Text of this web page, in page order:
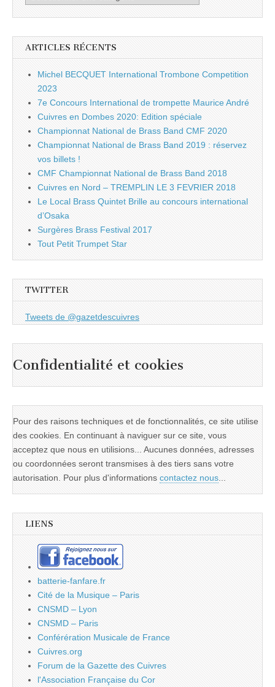
ARTICLES RÉCENTS
Michel BECQUET International Trombone Competition
2023
7e Concours International de trompette Maurice André
Cuivres en Dombes 2020: Edition spéciale
Championnat National de Brass Band CMF 2020
Championnat National de Brass Band 2019 : réservez
vos billets !
CMF Championnat National de Brass Band 2018
Cuivres en Nord – TREMPLIN LE 3 FEVRIER 2018
Le Local Brass Quintet Brille au concours international
d’Osaka
Surgères Brass Festival 2017
Tout Petit Trumpet Star
TWITTER
Tweets de @gazetdescuivres
Confidentialité et cookies
Pour des raisons techniques et de fonctionnalités, ce site utilise
des cookies. En continuant à naviguer sur ce site, vous
acceptez que nous en utilisions... Aucunes données, adresses
ou coordonnées seront transmises à des tiers sans votre
autorisation. Pour plus d'informations contactez nous...
LIENS
batterie-fanfare.fr
Cité de la Musique – Paris
CNSMD – Lyon
CNSMD – Paris
Conférération Musicale de France
Cuivres.org
Forum de la Gazette des Cuivres
l'Association Française du Cor